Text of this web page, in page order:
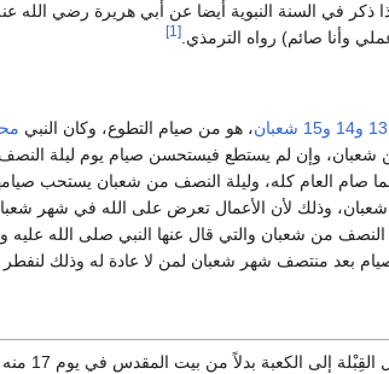
ذكر في السنة النبوية أيضا عن أبي هريرة رضي
وأنا صائم) رواه الترمذي.[1]
13 و14 و15 شعبان ، هو من صيام التطوع، وكان النبي
لم يستطع فليحاول صوم يومي 14 أو 15 من شعبان، وإن لم يستطع
صام العام كله، وليلة النصف من شعبان يستحب
وذلك لأن الأعمال تعرض على الله في شهر
النصف من شعبان والتي قال عنها النبي صلى الله
بعد منتصف شهر شعبان لمن لا عادة له وذلك لنفطر
ومن أهم